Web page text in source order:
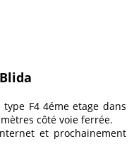
F4 4éme etage dans
côté voie ferrée.
et prochainement